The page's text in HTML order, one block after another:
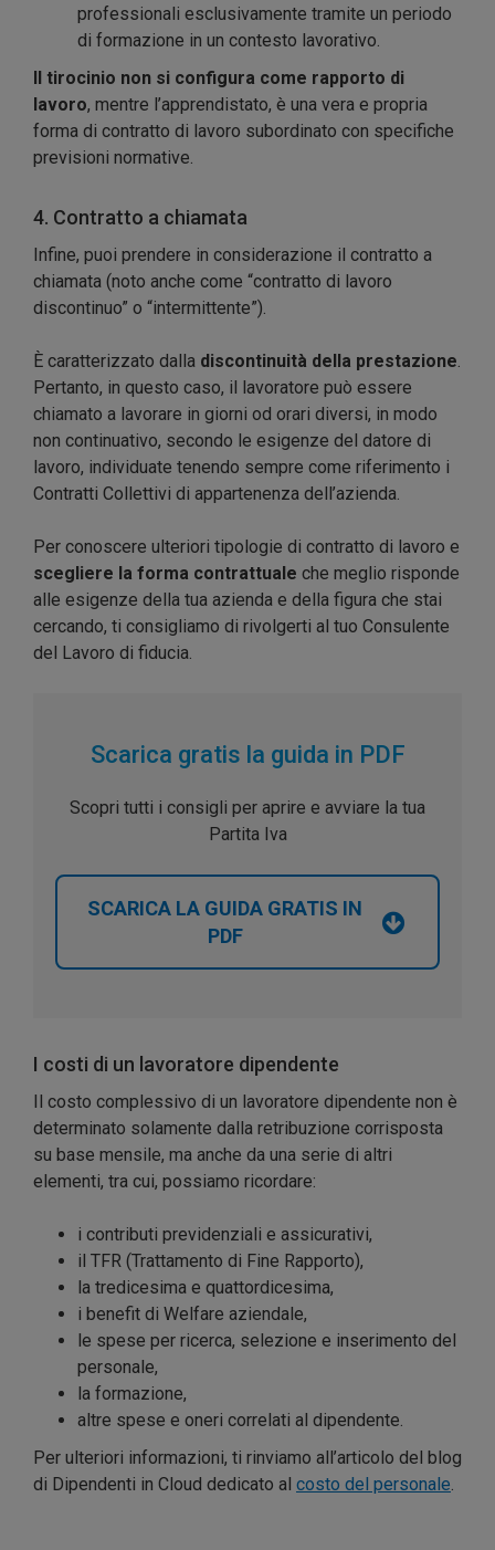
professionali esclusivamente tramite un periodo
di formazione in un contesto lavorativo.
Il tirocinio non si configura come rapporto di
lavoro, mentre l’apprendistato, è una vera e propria
forma di contratto di lavoro subordinato con specifiche
previsioni normative.
4. Contratto a chiamata
Infine, puoi prendere in considerazione il contratto a
chiamata (noto anche come “contratto di lavoro
discontinuo” o “intermittente”).
È caratterizzato dalla discontinuità della prestazione.
Pertanto, in questo caso, il lavoratore può essere
chiamato a lavorare in giorni od orari diversi, in modo
non continuativo, secondo le esigenze del datore di
lavoro, individuate tenendo sempre come riferimento i
Contratti Collettivi di appartenenza dell’azienda.
Per conoscere ulteriori tipologie di contratto di lavoro e
scegliere la forma contrattuale che meglio risponde
alle esigenze della tua azienda e della figura che stai
cercando, ti consigliamo di rivolgerti al tuo Consulente
del Lavoro di fiducia.
Scarica gratis la guida in PDF
Scopri tutti i consigli per aprire e avviare la tua
Partita Iva
SCARICA LA GUIDA GRATIS IN
PDF
I costi di un lavoratore dipendente
Il costo complessivo di un lavoratore dipendente non è
determinato solamente dalla retribuzione corrisposta
su base mensile, ma anche da una serie di altri
elementi, tra cui, possiamo ricordare:
i contributi previdenziali e assicurativi,
il TFR (Trattamento di Fine Rapporto),
la tredicesima e quattordicesima,
i benefit di Welfare aziendale,
le spese per ricerca, selezione e inserimento del
personale,
la formazione,
altre spese e oneri correlati al dipendente.
Per ulteriori informazioni, ti rinviamo all’articolo del blog
di Dipendenti in Cloud dedicato al costo del personale.